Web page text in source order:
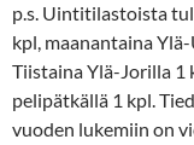
p.s. Uintitilastoista
kpl, maanantaina
Tiistaina Ylä-Jorilla 1
pelipätkällä 1 kpl.
vuoden lukemiin on